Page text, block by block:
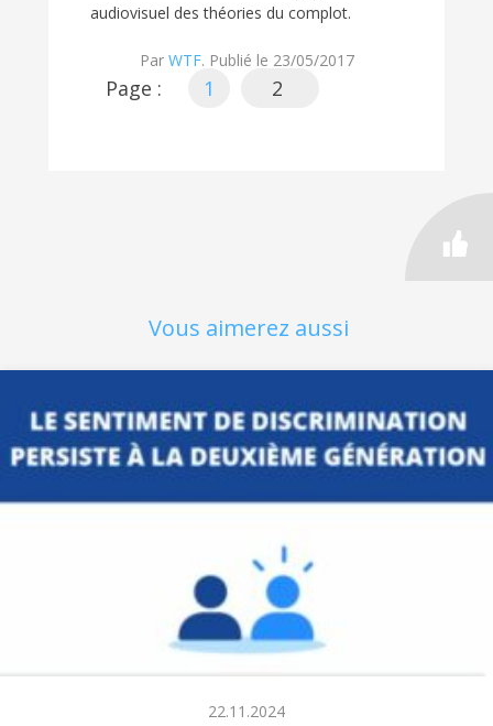
audiovisuel des théories du complot.
Par WTF. Publié le 23/05/2017
Page : 1 2
Vous aimerez aussi
22.11.2024